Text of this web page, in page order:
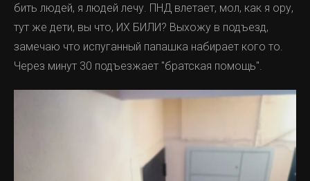
бить людей, я людей лечу. ПНД влетает, мол, как я ору,
тут же дети, вы что, ИХ БИЛИ? Выхожу в подъезд,
замечаю что испуганный папашка набирает кого то.
Через минут 30 подъезжает "братская помощь".